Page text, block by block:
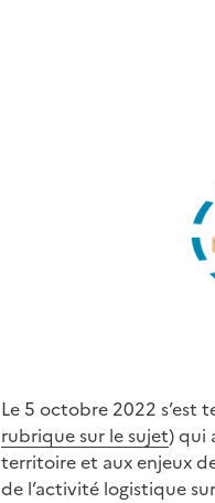
Le 5 octobre 2022 s’est
rubrique sur le sujet) qui
territoire et aux enjeux
de l’activité logistique